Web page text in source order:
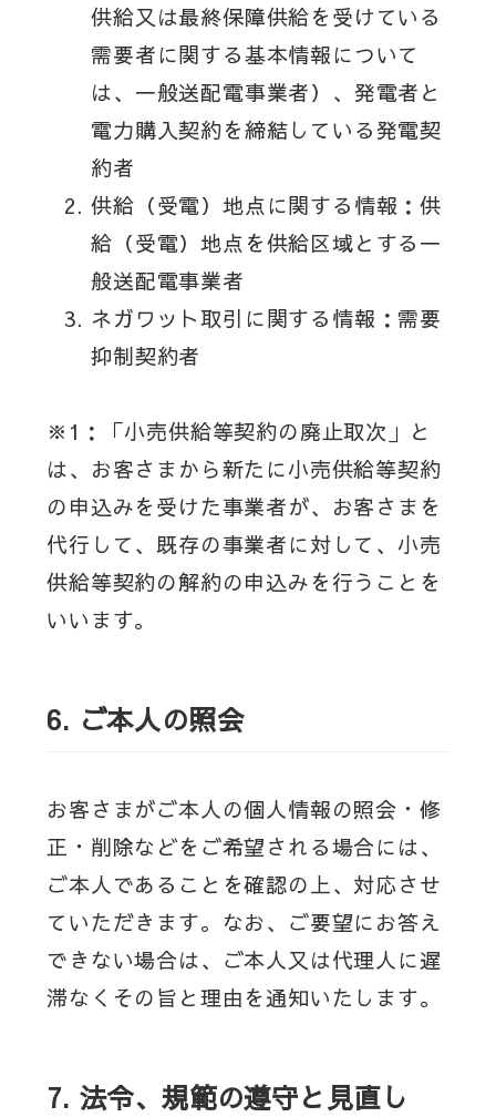
供給又は最終保障供給を受けている
需要者に関する基本情報について
は、一般送配電事業者）、発電者と
電力購入契約を締結している発電契
約者
供給（受電）地点に関する情報：供
給（受電）地点を供給区域とする一
般送配電事業者
ネガワット取引に関する情報：需要
抑制契約者
※1：「小売供給等契約の廃止取次」と
は、お客さまから新たに小売供給等契約
の申込みを受けた事業者が、お客さまを
代行して、既存の事業者に対して、小売
供給等契約の解約の申込みを行うことを
いいます。
6. ご本人の照会
お客さまがご本人の個人情報の照会・修
正・削除などをご希望される場合には、
ご本人であることを確認の上、対応させ
ていただきます。なお、ご要望にお答え
できない場合は、ご本人又は代理人に遅
滞なくその旨と理由を通知いたします。
7. 法令、規範の遵守と見直し